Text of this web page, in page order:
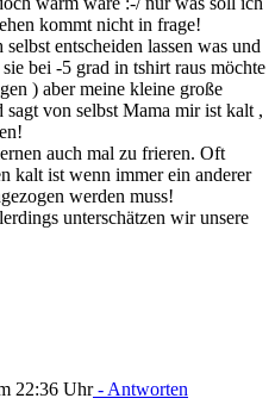
kommt nicht in frage!
entscheiden lassen was und
bei -5 grad in tshirt raus möchte
) aber meine kleine große
sagt von selbst Mama mir ist kalt ,
auch mal zu frieren. Oft
kalt ist wenn immer ein anderer
werden muss!
unterschätzen wir unsere
22:36 Uhr- Antworten